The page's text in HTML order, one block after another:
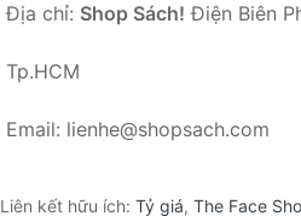
Địa chỉ: Shop Sách! Điện Biên
Tp.HCM
Email: lienhe@shopsach.com
Liên kết hữu ích: Tỷ giá, The Face